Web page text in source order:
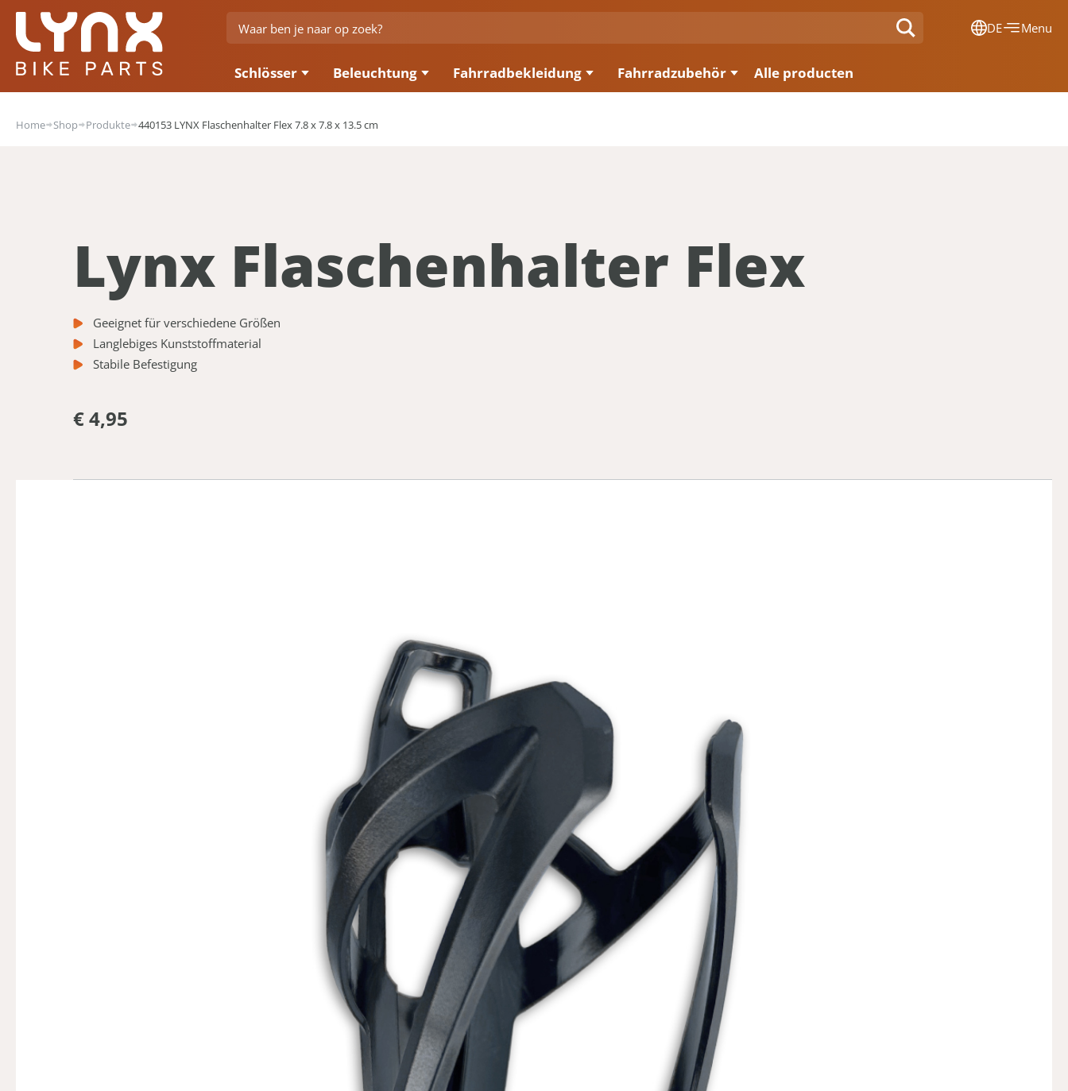
DE Menu
Schlösser Beleuchtung Fahrradbekleidung Fahrradzubehör Alle producten
Home Shop Produkte 440153 LYNX Flaschenhalter Flex 7.8 x 7.8 x 13.5 cm
Lynx Flaschenhalter Flex
Geeignet für verschiedene Größen
Langlebiges Kunststoffmaterial
Stabile Befestigung
€ 4,95